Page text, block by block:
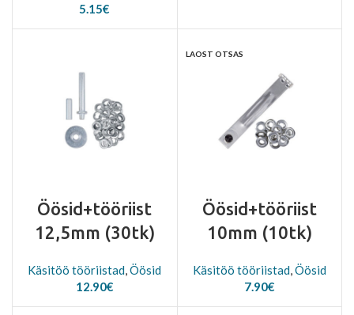
5.15€
Öösid+tööriist
12,5mm (30tk)
Käsitöö tööriistad,Öösid
12.90€
LAOST OTSAS
Öösid+tööriist
10mm (10tk)
Käsitöö tööriistad,Öösid
7.90€